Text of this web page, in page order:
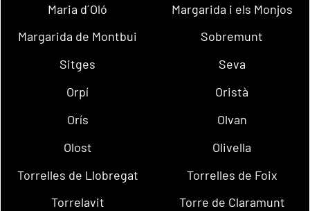
Maria d´Oló
Margarida i els Monjos
Margarida de Montbui
Sobremunt
Sitges
Seva
Orpí
Oristà
Orís
Olvan
Olost
Olivella
Torrelles de Llobregat
Torrelles de Foix
Torrelavit
Torre de Claramunt